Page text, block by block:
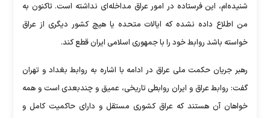
شنیده‌ام، این فرستاده در امور عراق مداخله‌ای نداشته است. تاکنون به
من اطلاع داده نشده که ایالات متحده یا هیچ کشور دیگری از عراق
خواسته باشد روابط خود را با جمهوری اسلامی ایران قطع کند.
رهبر جریان حکمت ملی عراق در ادامه با اشاره به روابط بغداد و تهران
گفت: روابط عراق و ایران روابطی تاریخی، عمیق و چندبعدی است و همه
خواهان آن هستند که عراق کشوری مستقل و دارای حاکمیت کامل و